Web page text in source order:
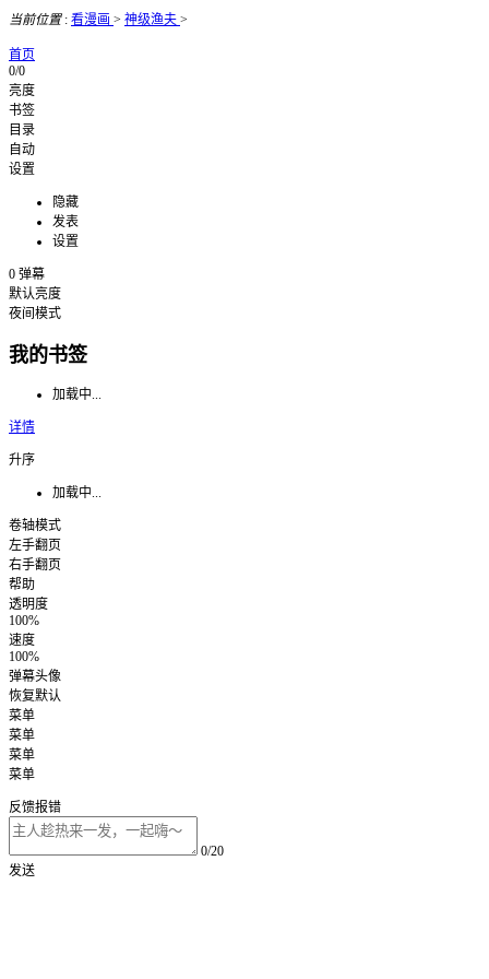
当前位置: 看漫画 > 神级渔夫 >
首页
0/0
亮度
书签
目录
自动
设置
隐藏
发表
设置
0 弹幕
默认亮度
夜间模式
我的书签
加载中...
详情
升序
加载中...
卷轴模式
左手翻页
右手翻页
帮助
透明度
100%
速度
100%
弹幕头像
恢复默认
菜单
菜单
菜单
菜单
反馈报错
0/20
发送